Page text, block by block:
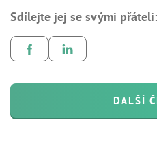
Sdílejte jej se svými přáteli:
DALŠÍ